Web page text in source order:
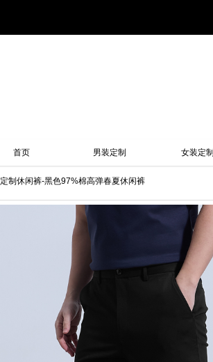
首页 男装定制 女装定制
定制休闲裤-黑色97%棉高弹春夏休闲裤